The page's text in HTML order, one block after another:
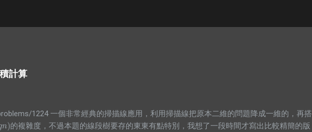
計算
1224 一個非常經典的掃描線應用，利用掃描線把原本二維的問題降成一維的，再搭
n)
)
的複雜度，不過本題的線段樹要存的東東有點特別，我想了一段時間才寫出比較精簡的版